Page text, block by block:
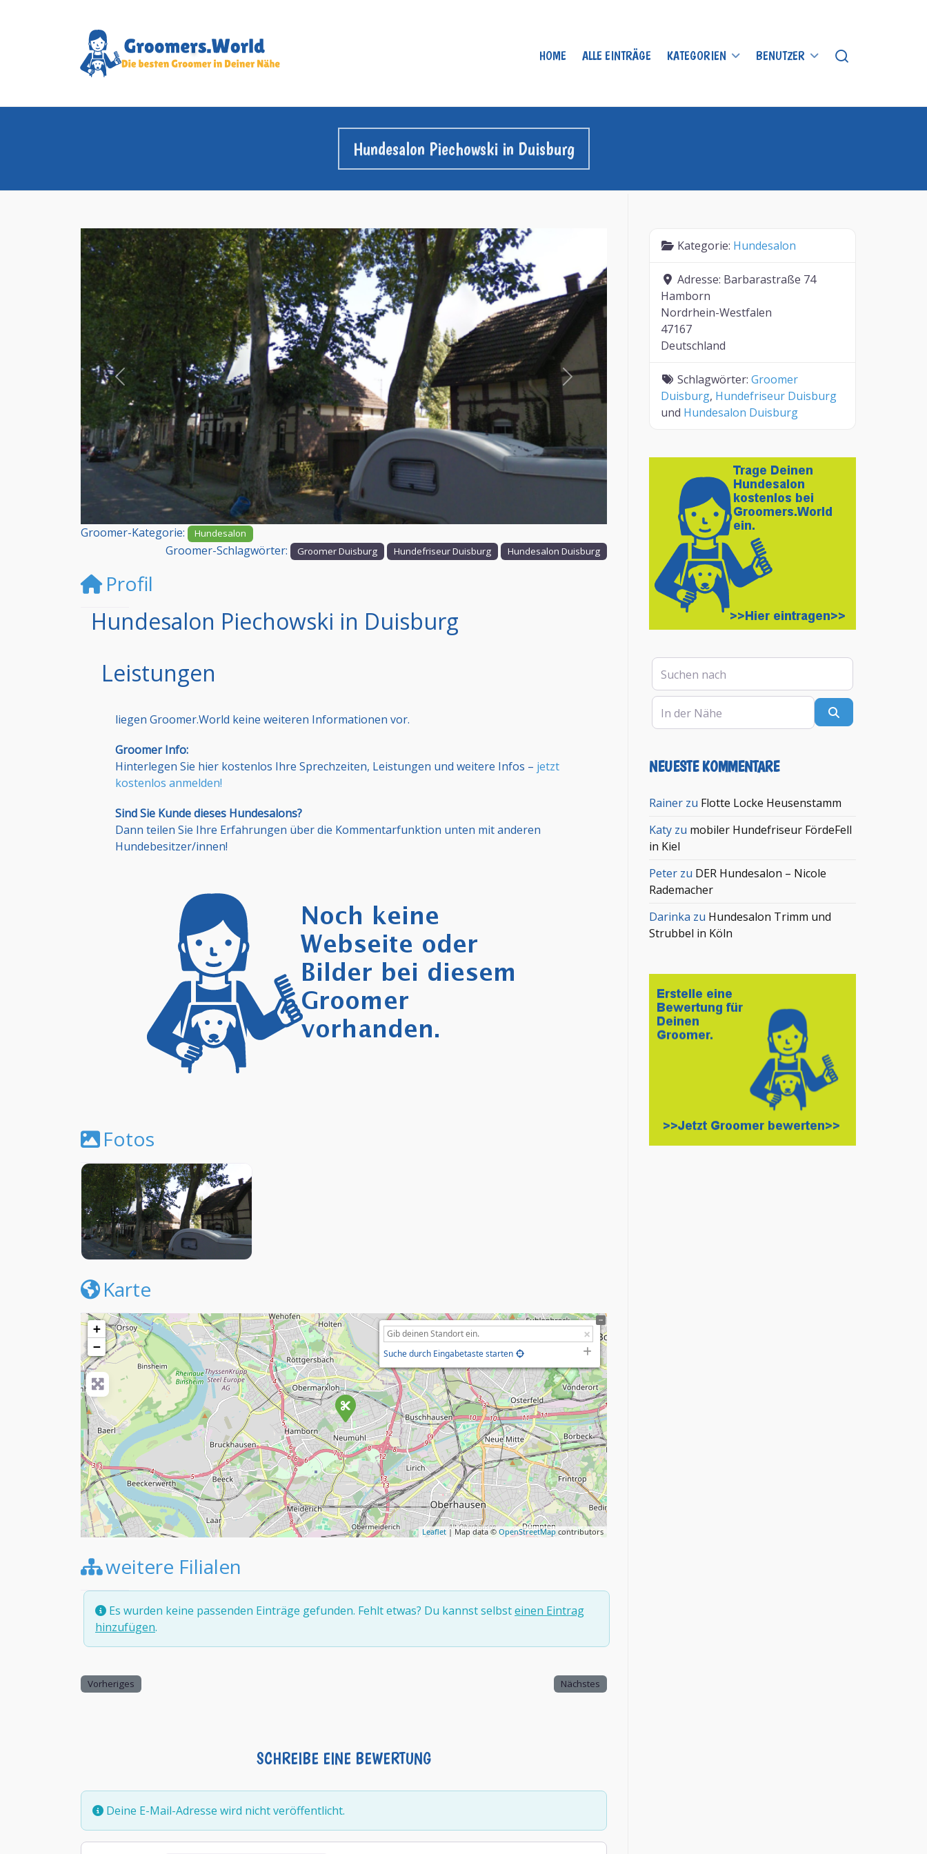
HOME ALLE EINTRÄGE KATEGORIEN BENUTZER
Hundesalon Piechowski in Duisburg
Vorheriges Nächstes
Groomer-Kategorie: Hundesalon
Groomer-Schlagwörter: Groomer Duisburg Hundefriseur Duisburg Hundesalon Duisburg
Profil
Hundesalon Piechowski in Duisburg
Leistungen
liegen Groomer.World keine weiteren Informationen vor.
Groomer Info:
Hinterlegen Sie hier kostenlos Ihre Sprechzeiten, Leistungen und weitere Infos – jetzt
kostenlos anmelden!
Sind Sie Kunde dieses Hundesalons?
Dann teilen Sie Ihre Erfahrungen über die Kommentarfunktion unten mit anderen
Hundebesitzer/innen!
Fotos
Karte
+
−
Suche durch Eingabetaste starten
Leaflet | Map data ©OpenStreetMap contributors
weitere Filialen
Es wurden keine passenden Einträge gefunden. Fehlt etwas? Du kannst selbsteinen Eintrag
hinzufügen.
Vorheriges Nächstes
SCHREIBE EINE BEWERTUNG
Deine E-Mail-Adresse wird nicht veröffentlicht.
Kategorie: Hundesalon
Adresse: Barbarastraße 74
Hamborn
Nordrhein-Westfalen
47167
Deutschland
Schlagwörter:Groomer
Duisburg, Hundefriseur Duisburg
und Hundesalon Duisburg
Suchen nach
In der Nähe
NEUESTE KOMMENTARE
Rainer zu Flotte Locke Heusenstamm
Katy zu mobiler Hundefriseur FördeFell
in Kiel
Peter zu DER Hundesalon – Nicole
Rademacher
Darinka zu Hundesalon Trimm und
Strubbel in Köln